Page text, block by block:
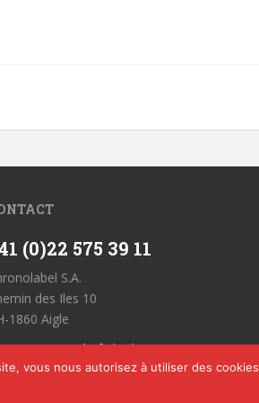
(0)22 575 39 11
S.A.
des Iles 10
1860 Aigle
Geschäftsbedingungen
vous nous autorisez à utiliser des cookies